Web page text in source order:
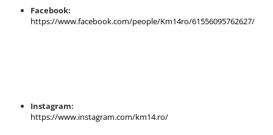
Facebook:
https://www.facebook.com/people/Km14ro/61556095762627/
Instagram:
https://www.instagram.com/km14.ro/